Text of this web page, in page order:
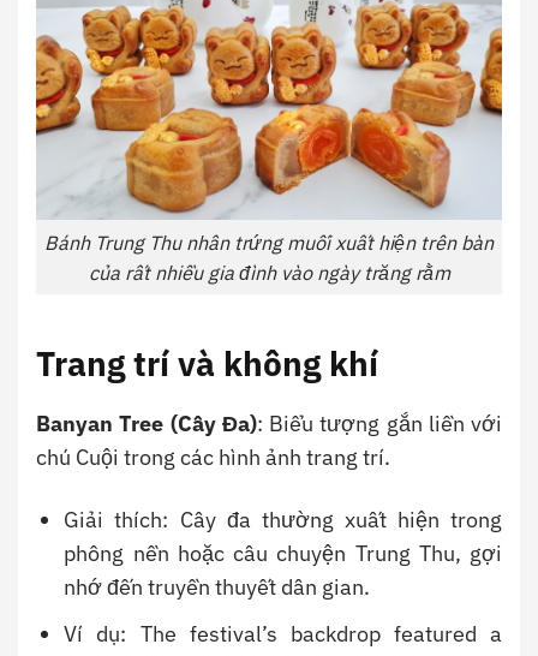
Bánh Trung Thu nhân trứng muối xuất hiện trên bàn
của rất nhiều gia đình vào ngày trăng rằm
Trang trí và không khí
Banyan Tree (Cây Đa): Biểu tượng gắn liền với
chú Cuội trong các hình ảnh trang trí.
Giải thích: Cây đa thường xuất hiện trong
phông nền hoặc câu chuyện Trung Thu, gợi
nhớ đến truyền thuyết dân gian.
Ví dụ: The festival’s backdrop featured a